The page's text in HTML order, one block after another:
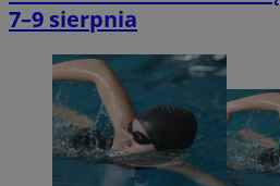
7–9 sierpnia